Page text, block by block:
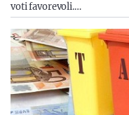
voti favorevoli.…